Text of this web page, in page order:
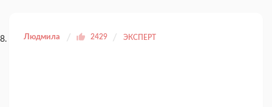
Людмила 2429 ЭКСПЕРТ